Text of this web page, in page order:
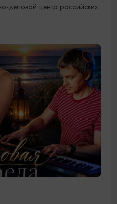
деловой центр российских